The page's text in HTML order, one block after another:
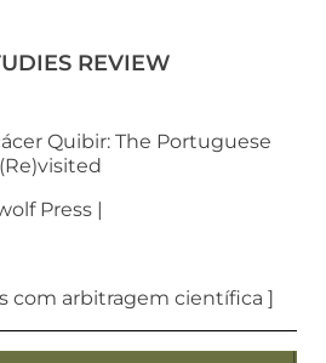
REVIEW
Quibir: The Portuguese
Press |
com arbitragem científica ]